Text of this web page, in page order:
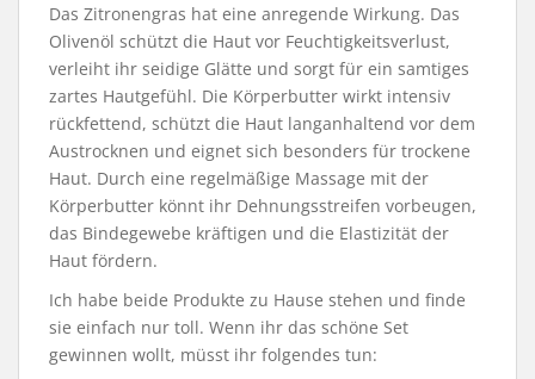
Das Zitronengras hat eine anregende Wirkung. Das
Olivenöl schützt die Haut vor Feuchtigkeitsverlust,
verleiht ihr seidige Glätte und sorgt für ein samtiges
zartes Hautgefühl. Die Körperbutter wirkt intensiv
rückfettend, schützt die Haut langanhaltend vor dem
Austrocknen und eignet sich besonders für trockene
Haut. Durch eine regelmäßige Massage mit der
Körperbutter könnt ihr Dehnungsstreifen vorbeugen,
das Bindegewebe kräftigen und die Elastizität der
Haut fördern.
Ich habe beide Produkte zu Hause stehen und finde
sie einfach nur toll. Wenn ihr das schöne Set
gewinnen wollt, müsst ihr folgendes tun: